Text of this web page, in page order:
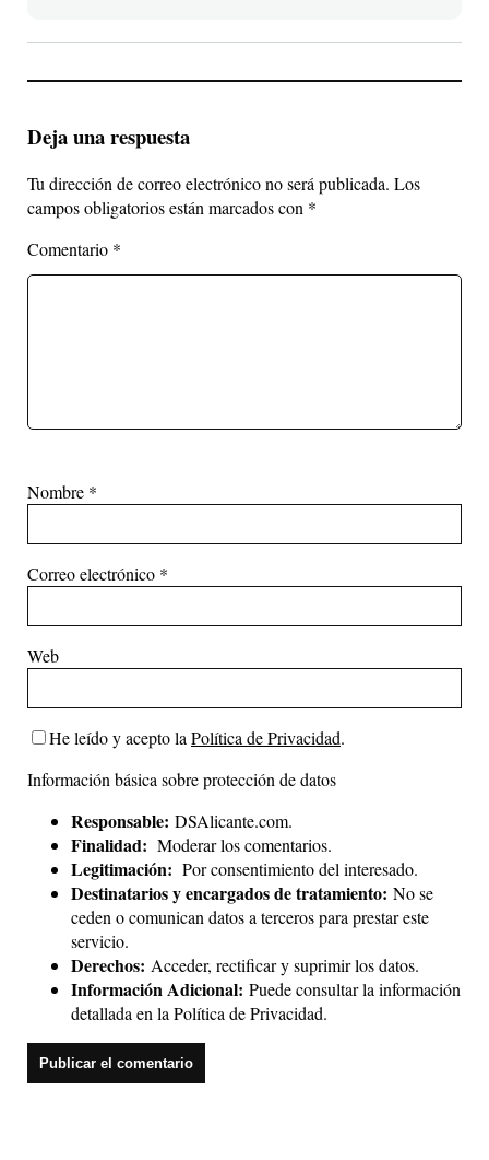
Deja una respuesta
Tu dirección de correo electrónico no será publicada. Los
campos obligatorios están marcados con *
Comentario *
Nombre *
Correo electrónico *
Web
He leído y acepto la Política de Privacidad.
Información básica sobre protección de datos
Responsable: DSAlicante.com.
Finalidad: Moderar los comentarios.
Legitimación: Por consentimiento del interesado.
Destinatarios y encargados de tratamiento: No se
ceden o comunican datos a terceros para prestar este
servicio.
Derechos: Acceder, rectificar y suprimir los datos.
Información Adicional: Puede consultar la información
detallada en la Política de Privacidad.